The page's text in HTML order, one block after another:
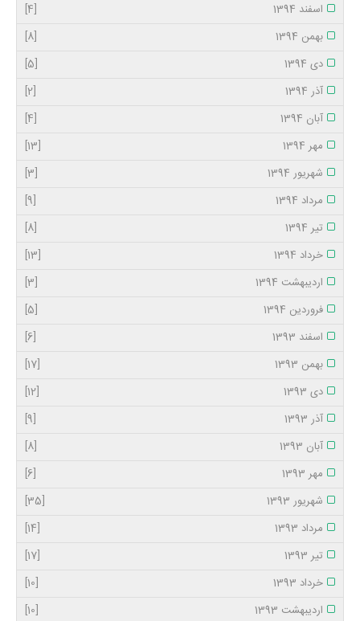
اسفند 1394
[4]
بهمن 1394
[8]
دی 1394
[5]
آذر 1394
[2]
آبان 1394
[4]
مهر 1394
[13]
شهریور 1394
[3]
مرداد 1394
[9]
تیر 1394
[8]
خرداد 1394
[13]
اردیبهشت 1394
[3]
فروردین 1394
[5]
اسفند 1393
[6]
بهمن 1393
[17]
دی 1393
[12]
آذر 1393
[9]
آبان 1393
[8]
مهر 1393
[6]
شهریور 1393
[35]
مرداد 1393
[14]
تیر 1393
[17]
خرداد 1393
[10]
اردیبهشت 1393
[10]